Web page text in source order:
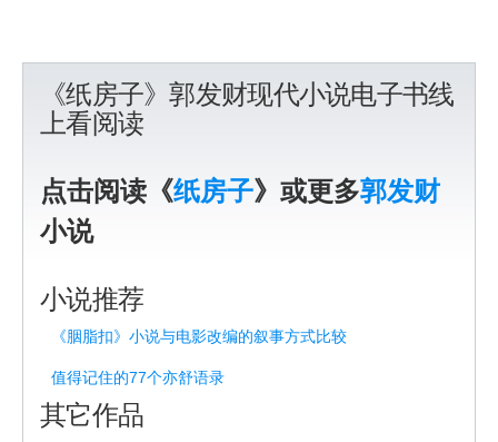
《纸房子》郭发财现代小说电子书线
上看阅读
点击阅读《纸房子》或更多郭发财
小说
小说推荐
《胭脂扣》小说与电影改编的叙事方式比较
值得记住的77个亦舒语录
其它作品